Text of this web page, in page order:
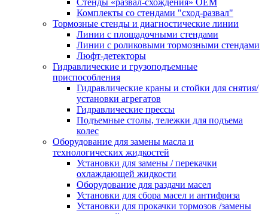
Стенды «развал-схождения» ОЕМ
Комплекты со стендами "сход-развал"
Тормозные стенды и диагностические линии
Линии с площадочными стендами
Линии с роликовыми тормозными стендами
Люфт-детекторы
Гидравлические и грузоподъемные
приспособления
Гидравлические краны и стойки для снятия/
установки агрегатов
Гидравлические прессы
Подъемные столы, тележки для подъема
колес
Оборудование для замены масла и
технологических жидкостей
Установки для замены / перекачки
охлаждающей жидкости
Оборудование для раздачи масел
Установки для сбора масел и антифриза
Установки для прокачки тормозов /замены